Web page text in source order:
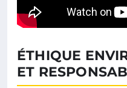
ÉTHIQUE
ET